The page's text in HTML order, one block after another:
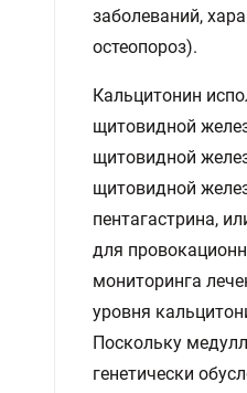
заболеваний,
остеопороз).
Кальцитонин
щитовидной
щитовидной
щитовидной
пентагастрина,
для
мониторинга
уровня
Поскольку
генетически